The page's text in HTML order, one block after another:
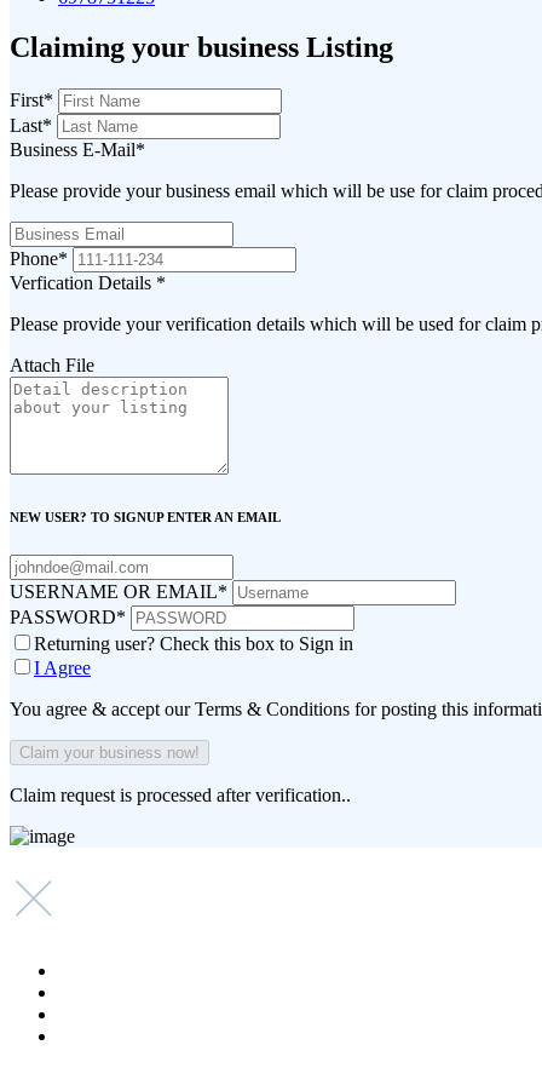
Claiming your business Listing
First*
Last*
Business E-Mail*
Please provide your business email which will be use for claim
Phone*
Verfication Details *
Please provide your verification details which will be used for claim
Attach File
NEW USER? TO SIGNUP ENTER AN EMAIL
USERNAME OR EMAIL*
PASSWORD*
Returning user? Check this box to Sign in
I Agree
You agree & accept our Terms & Conditions for posting this
Claim request is processed after verification..